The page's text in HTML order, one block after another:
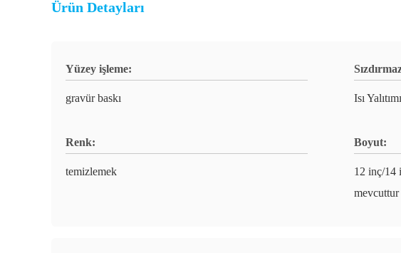
Ürün Detayları
Yüzey işleme:
gravür baskı Isı Yalıtımı
Renk:
temizlemek
Boyut:
12 inç/14
mevcuttur